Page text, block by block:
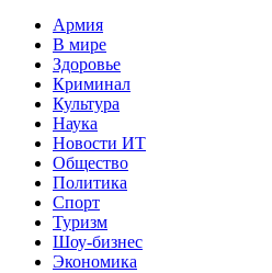
Армия
В мире
Здоровье
Криминал
Культура
Наука
Новости ИТ
Общество
Политика
Спорт
Туризм
Шоу-бизнес
Экономика